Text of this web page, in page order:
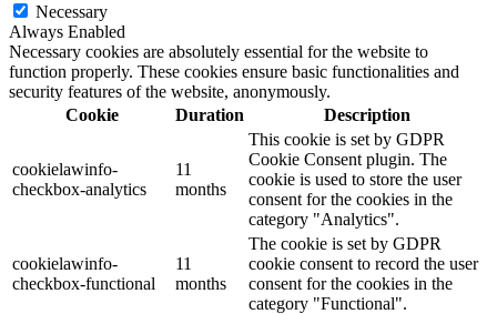
Necessary
Always Enabled
Necessary cookies are absolutely essential for the website to
function properly. These cookies ensure basic functionalities and
security features of the website, anonymously.
Cookie
Duration Description
cookielawinfo-
checkbox-analytics
11
months
This cookie is set by GDPR
Cookie Consent plugin. The
cookie is used to store the user
consent for the cookies in the
category "Analytics".
cookielawinfo-
checkbox-functional
11
months
The cookie is set by GDPR
cookie consent to record the user
consent for the cookies in the
category "Functional".